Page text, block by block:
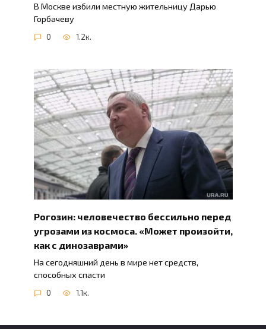
В Москве избили местную жительницу Дарью
Горбачеву
0 1.2к.
Рогозин: человечество бессильно перед
угрозами из космоса. «Может произойти,
как с динозаврами»
На сегодняшний день в мире нет средств,
способных спасти
0 1.1к.